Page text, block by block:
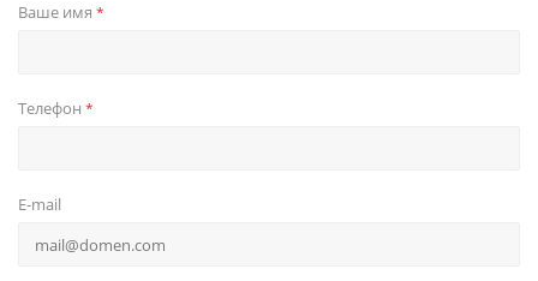
Ваше имя *
Телефон *
E-mail